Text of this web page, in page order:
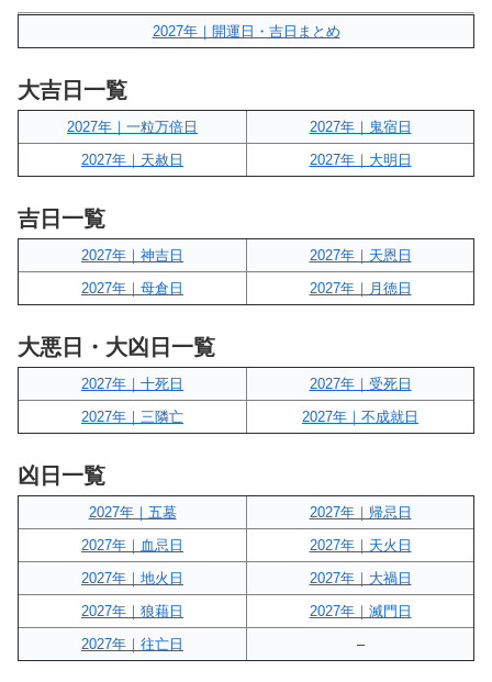
2027年｜開運日・吉日まとめ
大吉日一覧
2027年｜一粒万倍日
2027年｜鬼宿日
2027年｜天赦日
2027年｜大明日
吉日一覧
2027年｜神吉日
2027年｜天恩日
2027年｜母倉日
2027年｜月徳日
大悪日・大凶日一覧
2027年｜十死日
2027年｜受死日
2027年｜三隣亡
2027年｜不成就日
凶日一覧
2027年｜五墓
2027年｜帰忌日
2027年｜血忌日
2027年｜天火日
2027年｜地火日
2027年｜大禍日
2027年｜狼藉日
2027年｜滅門日
2027年｜往亡日
–